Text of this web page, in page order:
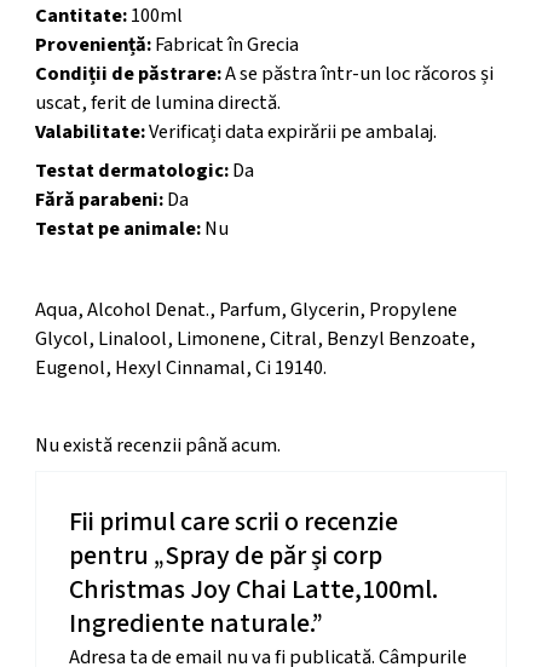
Cantitate:100ml
Proveniență:Fabricat în Grecia
Condiții de păstrare:A se păstra într-un loc răcoros și
uscat, ferit de lumina directă.
Valabilitate:Verificați data expirării pe ambalaj.
Testat dermatologic:Da
Fără parabeni:Da
Testat pe animale:Nu
Aqua, Alcohol Denat., Parfum, Glycerin, Propylene
Glycol, Linalool, Limonene, Citral, Benzyl Benzoate,
Eugenol, Hexyl Cinnamal, Ci 19140.
Nu există recenzii până acum.
Fii primul care scrii o recenzie
pentru „Spray de păr și corp
Christmas Joy Chai Latte,100ml.
Ingrediente naturale.”
Adresa ta de email nu va fi publicată.Câmpurile